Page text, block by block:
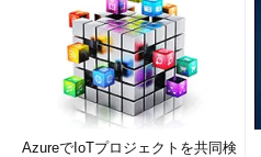
AzureでIoTプロジェクトを共同検